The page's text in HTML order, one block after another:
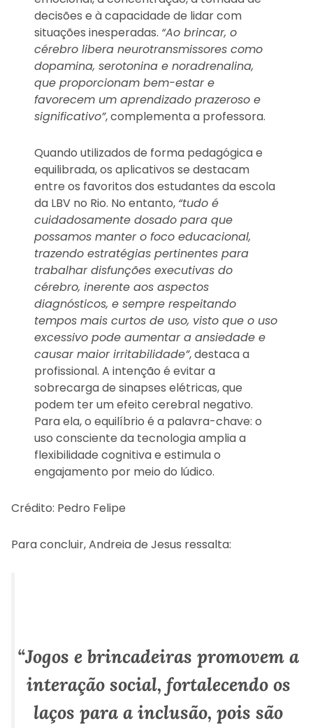
decisões e à capacidade de lidar com
situações inesperadas. “Ao brincar, o
cérebro libera neurotransmissores como
dopamina, serotonina e noradrenalina,
que proporcionam bem-estar e
favorecem um aprendizado prazeroso e
significativo”, complementa a professora.
Quando utilizados de forma pedagógica e
equilibrada, os aplicativos se destacam
entre os favoritos dos estudantes da escola
da LBV no Rio. No entanto, “tudo é
cuidadosamente dosado para que
possamos manter o foco educacional,
trazendo estratégias pertinentes para
trabalhar disfunções executivas do
cérebro, inerente aos aspectos
diagnósticos, e sempre respeitando
tempos mais curtos de uso, visto que o uso
excessivo pode aumentar a ansiedade e
causar maior irritabilidade”, destaca a
profissional. A intenção é evitar a
sobrecarga de sinapses elétricas, que
podem ter um efeito cerebral negativo.
Para ela, o equilíbrio é a palavra-chave: o
uso consciente da tecnologia amplia a
flexibilidade cognitiva e estimula o
engajamento por meio do lúdico.
Crédito: Pedro Felipe
Para concluir, Andreia de Jesus ressalta:
“Jogos e brincadeiras promovem a
interação social, fortalecendo os
laços para a inclusão, pois são